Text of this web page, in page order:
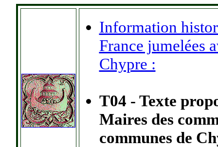
Information
France jumelées
Chypre :
T04 - Texte
Maires des
communes de